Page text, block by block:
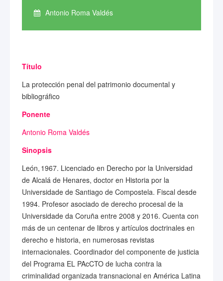
Antonio Roma Valdés
Título
La protección penal del patrimonio documental y
bibliográfico
Ponente
Antonio Roma Valdés
Sinopsis
León, 1967. Licenciado en Derecho por la Universidad
de Alcalá de Henares, doctor en Historia por la
Universidade de Santiago de Compostela. Fiscal desde
1994. Profesor asociado de derecho procesal de la
Universidade da Coruña entre 2008 y 2016. Cuenta con
más de un centenar de libros y artículos doctrinales en
derecho e historia, en numerosas revistas
internacionales. Coordinador del componente de justicia
del Programa EL PAcCTO de lucha contra la
criminalidad organizada transnacional en América Latina